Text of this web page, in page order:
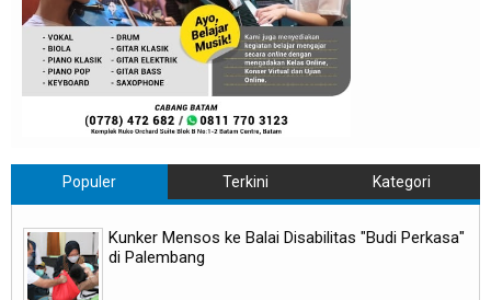
Populer Terkini Kategori
Kunker Mensos ke Balai Disabilitas "Budi Perkasa"
di Palembang